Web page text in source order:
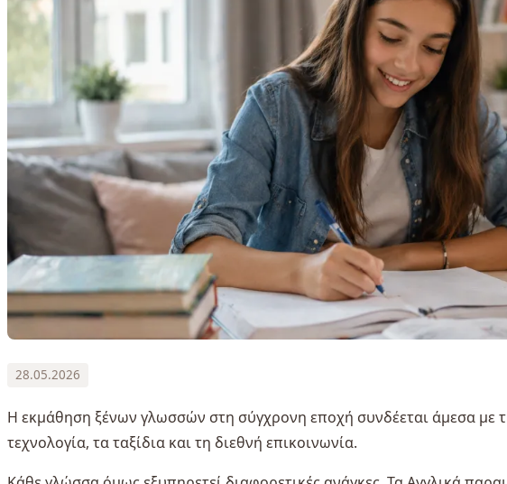
28.05.2026
Η εκμάθηση ξένων γλωσσών στη σύγχρονη εποχή συνδέεται άμεσα με
τεχνολογία, τα ταξίδια και τη διεθνή επικοινωνία.